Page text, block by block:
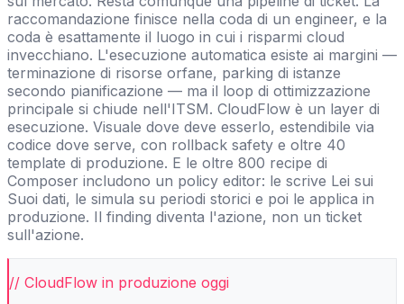
raccomandazione finisce nella coda di un engineer, e la
coda è esattamente il luogo in cui i risparmi cloud
invecchiano. L'esecuzione automatica esiste ai margini —
terminazione di risorse orfane, parking di istanze
secondo pianificazione — ma il loop di ottimizzazione
principale si chiude nell'ITSM. CloudFlow è un layer di
esecuzione. Visuale dove deve esserlo, estendibile via
codice dove serve, con rollback safety e oltre 40
template di produzione. E le oltre 800 recipe di
Composer includono un policy editor: le scrive Lei sui
Suoi dati, le simula su periodi storici e poi le applica in
produzione. Il finding diventa l'azione, non un ticket
sull'azione.
// CloudFlow in produzione oggi